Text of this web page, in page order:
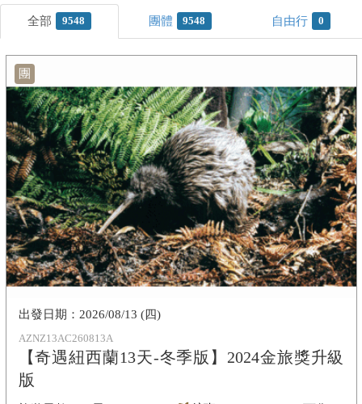
9548 9548 0
團
AZNZ13AC260813A
【奇遇紐西蘭13天-冬季版】2024金旅獎升級
版
2026/08/13 (四)